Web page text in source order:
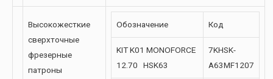
Высокожесткие
сверхточные
фрезерные
патроны
Обозначение Код
KIT K01 MONOFORCE
12.70 HSK63
7KHSK-
A63MF1207